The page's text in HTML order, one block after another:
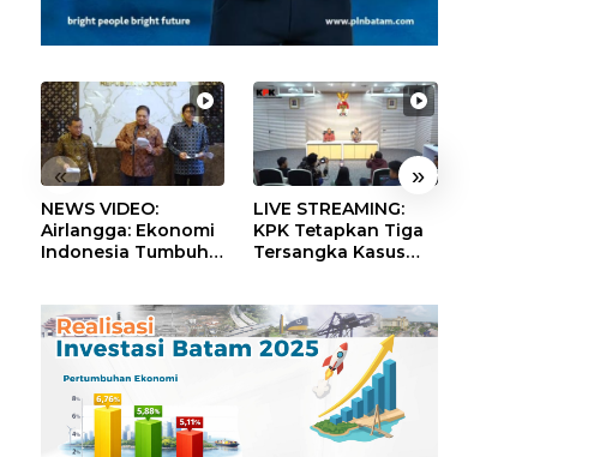
« »
NEWS VIDEO:
Airlangga: Ekonomi
Indonesia Tumbuh
LIVE STREAMING:
KPK Tetapkan Tiga
Tersangka Kasus
Pertamina